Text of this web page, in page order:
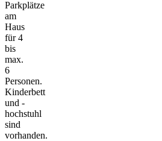
Parkplätze
am
Haus
für 4
bis
max.
6
Personen.
Kinderbett
und -
hochstuhl
sind
vorhanden.